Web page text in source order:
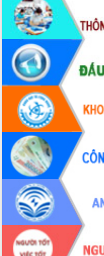
Đắk Lắk”
Tăng cường giám sát, đôn đốc thực
hiện nhiệm vụ quản lý tài sản công
hàng tuần
Tháo gỡ những vướng mắc, đẩy mạnh
công tác cải cách thủ tục hành chính
tại Trung tâm Phục vụ hành chính
công tỉnh
Đắk Lắk: Tôn vinh 46 giải pháp tại Hội
thi Sáng tạo Kỹ thuật 2024 - 2025
Đắk Lắk rà soát, điều chỉnh Đề án 190
về phát triển nuôi trồng thủy sản
Phó Chủ tịch UBND tỉnh Đắk Lắk
Trương Công Thái kiểm tra thực địa
Dự án cao tốc Khánh Hòa - Buôn Ma
Thuột
Định vị cà phê Việt Nam như một “di
sản sống” trong dòng chảy toàn cầu
Xây dựng nông thôn mới: Nâng cao đời
sống người dân từ những mô hình thiết
Quyết liệt tháo gỡ vướng mắc, đẩy
nhanh tiến độ các dự án trọng điểm
trong Khu kinh tế Nam Phú Yên